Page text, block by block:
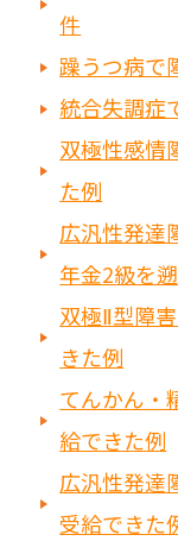
件
躁うつ病で
統合失調症
双極性感情
た例
広汎性発達
年金2級を
双極Ⅱ型障
きた例
てんかん・
給できた例
広汎性発達
受給できた